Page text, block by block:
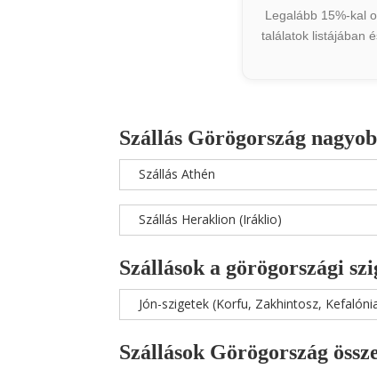
Legalább 15%-kal
találatok listájában
Szállás Görögország
Szállás Athén
Szállás Heraklion (Iráklio)
Szállások a görögországi
Jón-szigetek (Korfu, Zakhintosz,
Szállások Görögország